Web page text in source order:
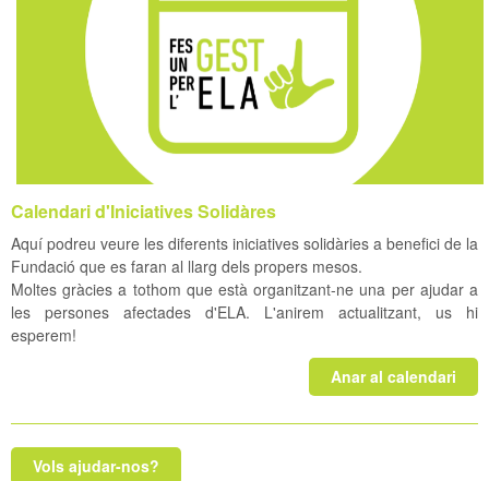
Calendari d'Iniciatives Solidàres
Aquí podreu veure les diferents iniciatives solidàries a benefici de la
Fundació que es faran al llarg dels propers mesos.
Moltes gràcies a tothom que està organitzant-ne una per ajudar a
les persones afectades d'ELA. L'anirem actualitzant, us hi
esperem!
Anar al calendari
Vols ajudar-nos?